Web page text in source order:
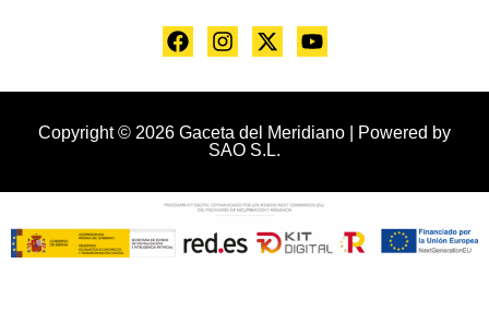
Copyright © 2026 Gaceta del Meridiano | Powered by
SAO S.L.